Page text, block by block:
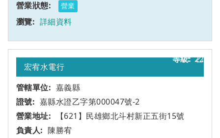
營業
詳細資料
22
宏宥水電行
嘉義縣
嘉縣水證乙字第000047號-2
【621】民雄鄉北斗村新正五街15號
乙
陳勝宥